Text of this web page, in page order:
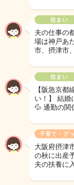
住まい
夫の仕事の
場は神戸あ
市、摂津市
住まい
【阪急京都
い！】 結婚
💦 通勤の関
子育て・グ
大阪府摂津
の秋に出産
夫の扶養に